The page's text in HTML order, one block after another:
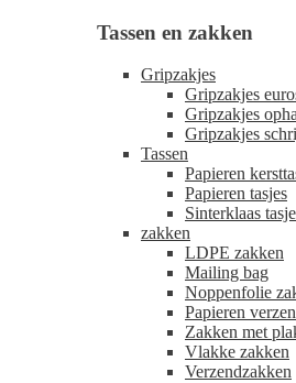
Tassen en zakken
Gripzakjes
Gripzakjes
Gripzakjes
Gripzakjes
Tassen
Papieren
Papieren tasjes
Sinterklaas
zakken
LDPE zakken
Mailing bag
Noppenfolie
Papieren
Zakken met
Vlakke zakken
Verzendzakken